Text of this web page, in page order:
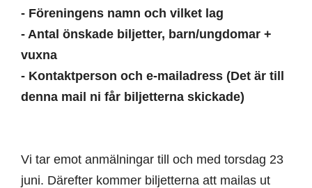
- Föreningens namn och vilket lag
- Antal önskade biljetter, barn/ungdomar +
vuxna
- Kontaktperson och e-mailadress (Det är till
denna mail ni får biljetterna skickade)
Vi tar emot anmälningar till och med torsdag 23
juni. Därefter kommer biljetterna att mailas ut